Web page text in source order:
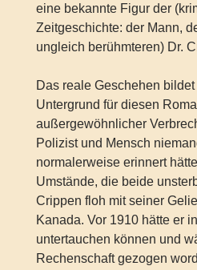
eine bekannte Figur der
Zeitgeschichte: der Mann,
ungleich berühmteren) Dr.
Das reale Geschehen
Untergrund für diesen
außergewöhnlicher
Polizist und Mensch
normalerweise erinnert
Umstände, die beide
Crippen floh mit seiner
Kanada. Vor 1910 hätte er
untertauchen können und
Rechenschaft gezogen